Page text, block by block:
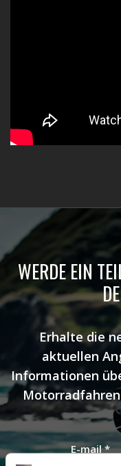
WERDE EIN
Erhalte die
aktuellen
Informationen
E-mail*